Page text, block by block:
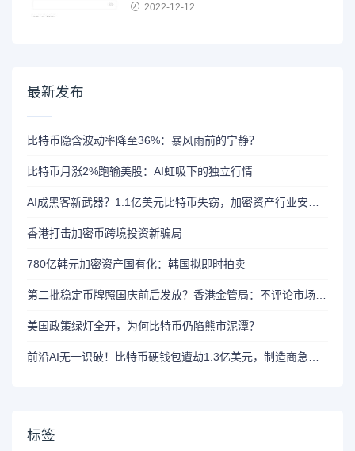
2022-12-12
最新发布
比特币隐含波动率降至36%：暴风雨前的宁静？
比特币月涨2%跑输美股：AI虹吸下的独立行情
香港打击加密币跨境投资新骗局
780亿韩元加密资产国有化：韩国拟即时拍卖
美国政策绿灯全开，为何比特币仍陷熊市泥潭？
标签